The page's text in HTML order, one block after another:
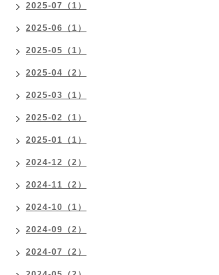
2025-07（1）
2025-06（1）
2025-05（1）
2025-04（2）
2025-03（1）
2025-02（1）
2025-01（1）
2024-12（2）
2024-11（2）
2024-10（1）
2024-09（2）
2024-07（2）